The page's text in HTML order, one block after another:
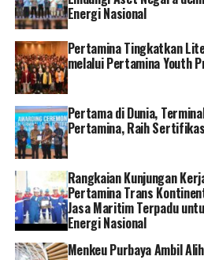
“Salah satu upaya Pemerintah
elektrifikasi dan memberikan
masyarakat adalah melalui
ESDM berharap kerjasama yang
pemerintah kabupaten Cianjur
terjalin,” ujar Dwinugroho.
Sementara itu, Budhi Rahayu
Perekonomian dan
Cianjur mengatakan bahwa
ini juga sejalan dengan program
salah satunya adalah menerangi
berlistrik.
Energi Nasional
Pertamina Tingkatkan
melalui Pertamina Youth
Pertama di Dunia,
Pertamina, Raih
Rangkaian Kunjungan
Pertamina Trans
Jasa Maritim Terpadu
Energi Nasional
Menkeu Purbaya Ambil